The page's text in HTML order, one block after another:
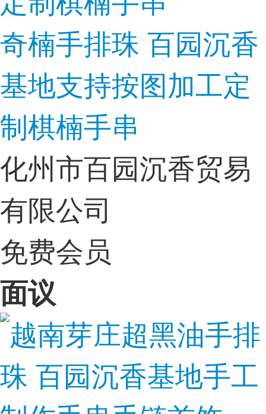
奇楠手排珠 百园沉香
基地支持按图加工定
制棋楠手串
化州市百园沉香贸易
有限公司
免费会员
面议